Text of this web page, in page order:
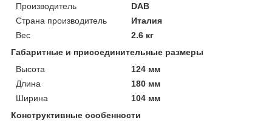
Производитель
DAB
Страна производитель
Италия
Вес
2.6 кг
Габаритные и присоединительные размеры
Высота
124 мм
Длина
180 мм
Ширина
104 мм
Конструктивные особенности